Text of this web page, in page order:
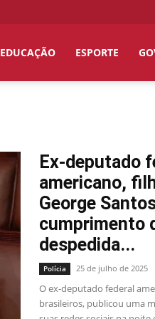
EDUCAÇÃO ESPORTE
Ex-deputado
americano,
George
cumprimento
despedida...
Polícia 25 de julho de 2025
O ex-deputado federal
brasileiros, publicou uma